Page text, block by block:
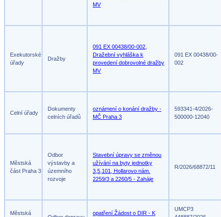
MV
Exekutorské
úřady
Dražby
091 EX 00438/00-002,
Dražební vyhláška k
provedení dobrovolné dražby
MV
091 EX 00438/00-
002
Celní úřady
Dokumenty
celních úřadů
oznámení o konání dražby -
MČ Praha 3
593341-4/2026-
500000-12040
Městská
část Praha 3
Odbor
výstavby a
územního
rozvoje
Stavební úpravy se změnou
užívání na byty jednotky
3,5,101, Hollarovo nám.
2259/3 a 2260/5 - Zaháje
R/2026/68872/11
Městská
opatření Žádost o DIR - K
UMCP3